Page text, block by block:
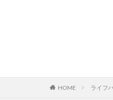
HOME ライフ